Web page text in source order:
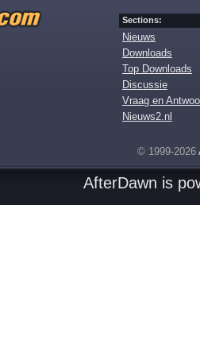
Sections:
Nieuws
Downloads
Top Downloads
Discussie
Vraag en
Nieuws2.nl
© 1999-2026
AfterDawn is